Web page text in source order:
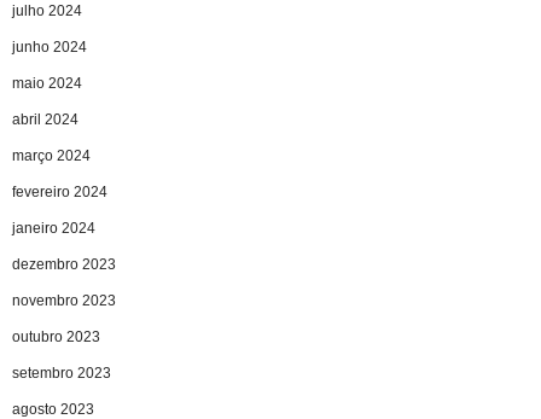
julho 2024
junho 2024
maio 2024
abril 2024
março 2024
fevereiro 2024
janeiro 2024
dezembro 2023
novembro 2023
outubro 2023
setembro 2023
agosto 2023